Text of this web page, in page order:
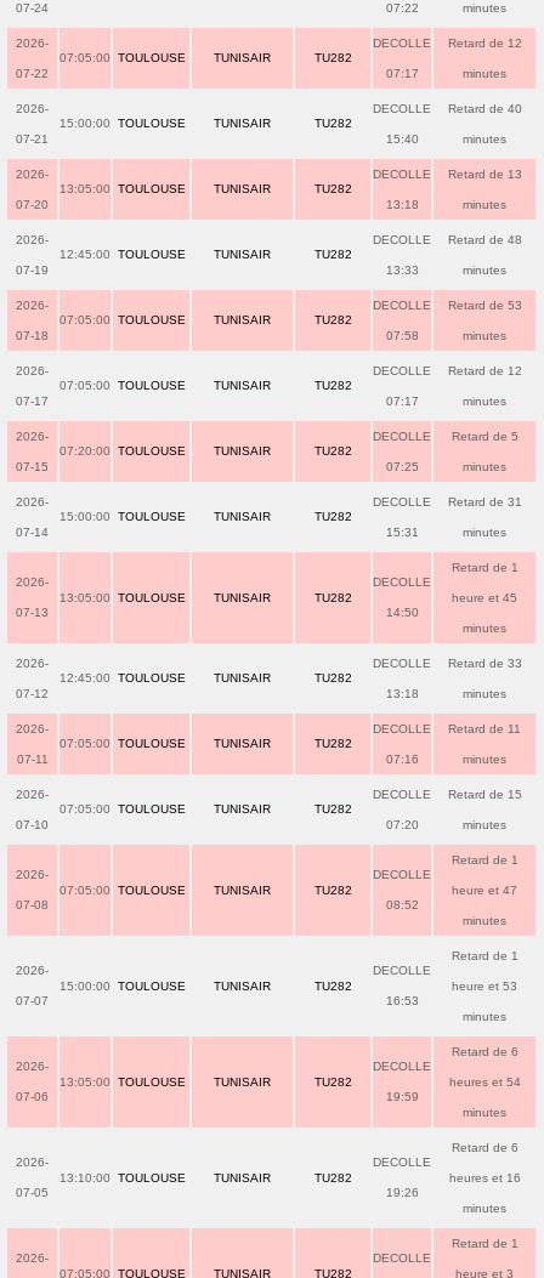
07-24 07:22 minutes
2026-
07-22
07:05:00 TOULOUSE TUNISAIR TU282
DECOLLE
07:17
Retard de 12
minutes
2026-
07-21
15:00:00 TOULOUSE TUNISAIR TU282
DECOLLE
15:40
Retard de 40
minutes
2026-
07-20
13:05:00 TOULOUSE TUNISAIR TU282
DECOLLE
13:18
Retard de 13
minutes
2026-
07-19
12:45:00 TOULOUSE TUNISAIR TU282
DECOLLE
13:33
Retard de 48
minutes
2026-
07-18
07:05:00 TOULOUSE TUNISAIR TU282
DECOLLE
07:58
Retard de 53
minutes
2026-
07-17
07:05:00 TOULOUSE TUNISAIR TU282
DECOLLE
07:17
Retard de 12
minutes
2026-
07-15
07:20:00 TOULOUSE TUNISAIR TU282
DECOLLE
07:25
Retard de 5
minutes
2026-
07-14
15:00:00 TOULOUSE TUNISAIR TU282
DECOLLE
15:31
Retard de 31
minutes
2026-
07-13
13:05:00 TOULOUSE TUNISAIR TU282
DECOLLE
14:50
Retard de 1
heure et 45
minutes
2026-
07-12
12:45:00 TOULOUSE TUNISAIR TU282
DECOLLE
13:18
Retard de 33
minutes
2026-
07-11
07:05:00 TOULOUSE TUNISAIR TU282
DECOLLE
07:16
Retard de 11
minutes
2026-
07-10
07:05:00 TOULOUSE TUNISAIR TU282
DECOLLE
07:20
Retard de 15
minutes
2026-
07-08
07:05:00 TOULOUSE TUNISAIR TU282
DECOLLE
08:52
Retard de 1
heure et 47
minutes
2026-
07-07
15:00:00 TOULOUSE TUNISAIR TU282
DECOLLE
16:53
Retard de 1
heure et 53
minutes
2026-
07-06
13:05:00 TOULOUSE TUNISAIR TU282
DECOLLE
19:59
Retard de 6
heures et 54
minutes
2026-
07-05
13:10:00 TOULOUSE TUNISAIR TU282
DECOLLE
19:26
Retard de 6
heures et 16
minutes
2026-
07:05:00
TOULOUSE TUNISAIR TU282
DECOLLE
Retard de 1
heure et 3